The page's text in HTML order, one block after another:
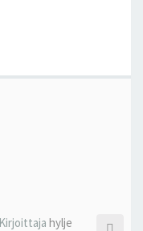
Kirjoittaja hylje